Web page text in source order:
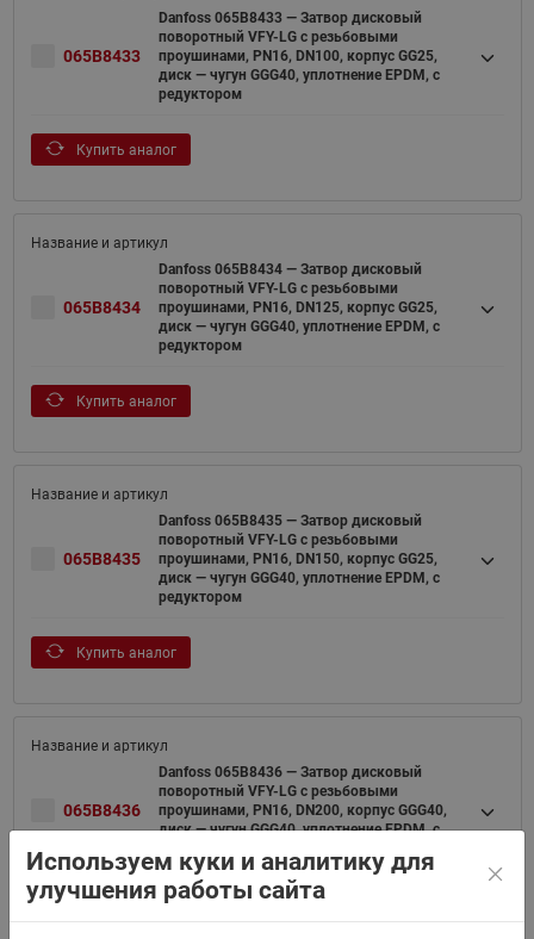
065B8433
Danfoss 065B8433 — Затвор дисковый
поворотный VFY-LG с резьбовыми
проушинами, PN16, DN100, корпус GG25,
диск — чугун GGG40, уплотнение EPDM, с
редуктором
Купить аналог
065B8434
Danfoss 065B8434 — Затвор дисковый
поворотный VFY-LG с резьбовыми
проушинами, PN16, DN125, корпус GG25,
диск — чугун GGG40, уплотнение EPDM, с
редуктором
Купить аналог
065B8435
Danfoss 065B8435 — Затвор дисковый
поворотный VFY-LG с резьбовыми
проушинами, PN16, DN150, корпус GG25,
диск — чугун GGG40, уплотнение EPDM, с
редуктором
Купить аналог
065B8436
Danfoss 065B8436 — Затвор дисковый
поворотный VFY-LG с резьбовыми
проушинами, PN16, DN200, корпус GGG40,
диск — чугун GGG40, уплотнение EPDM, с
Купить аналог
Используем куки и аналитику для
улучшения работы сайта